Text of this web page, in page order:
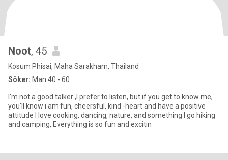
Noot, 45
Kosum Phisai, Maha Sarakham, Thailand
Söker: Man 40 - 60
I'm not a good talker ,I prefer to listen, but if you get to know me,
you'll know i am fun, cheersful, kind -heart and have a positive
attitude I love cooking, dancing, nature, and something I go hiking
and camping, Everything is so fun and excitin